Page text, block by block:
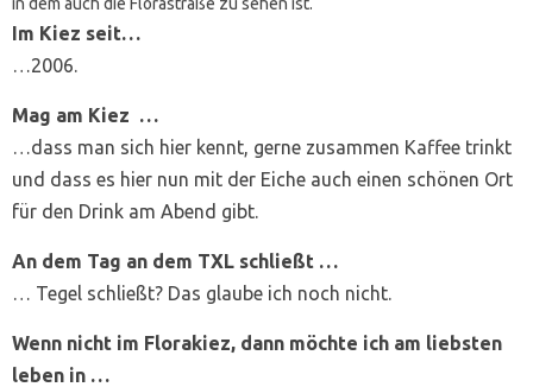
Im Kiez seit…
…2006.
Mag am Kiez …
…dass man sich hier kennt, gerne zusammen Kaffee trinkt
und dass es hier nun mit der Eiche auch einen schönen Ort
für den Drink am Abend gibt.
An dem Tag an dem TXL schließt …
… Tegel schließt? Das glaube ich noch nicht.
Wenn nicht im Florakiez, dann möchte ich am liebsten
leben in …